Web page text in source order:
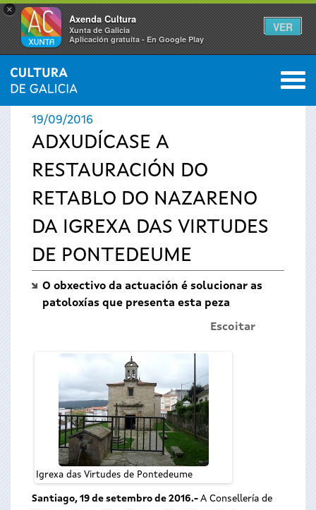
×
Axenda Cultura
Xunta de Galicia
Aplicación gratuíta - En Google Play
VER
Vostede
está
aquí
INICIO › ACTUALIDADE 0
19/09/2016
ADXUDÍCASE A
RESTAURACIÓN DO
RETABLO DO NAZARENO
DA IGREXA DAS VIRTUDES
DE PONTEDEUME
O obxectivo da actuación é solucionar as
patoloxías que presenta esta peza
Escoitar
Igrexa das Virtudes de Pontedeume
Santiago, 19 de setembro de 2016.- A Consellería de